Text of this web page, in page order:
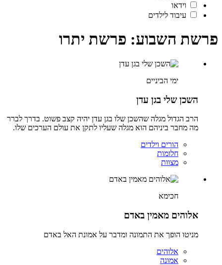
וידאו
עיבוד לילדים
פרשת השבוע: פרשת יתרו
ימי הביניים
השכן שלי בגן עדן
הרב הגדול מגלה שהשכן שלו בגן עדן יהיה קצב פשוט. בדרך לברר
מה מחבר ביניהם הוא מגלה שעליו לתקן את עולם הערכים שלו.
הורים וילדים
חלומות
מצוות
חכימא
אלוהים מאמין באדם
מניטו הופך את התמונה ומדבר על אמונת האל באדם
אלוהים
אמונה